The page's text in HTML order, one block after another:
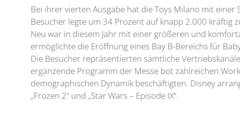
Bei ihrer vierten Ausgabe hat die Toys Milano mit
Besucher legte um 34 Prozent auf knapp 2.000 kräftig
Neu war in diesem Jahr mit einer größeren und
ermöglichte die Eröffnung eines Bay B-Bereichs für
Die Besucher repräsentierten sämtliche
ergänzende Programm der Messe bot zahlreichen
demographischen Dynamik beschäftigten. Disney
„Frozen 2“ und „Star Wars – Episode IX“.